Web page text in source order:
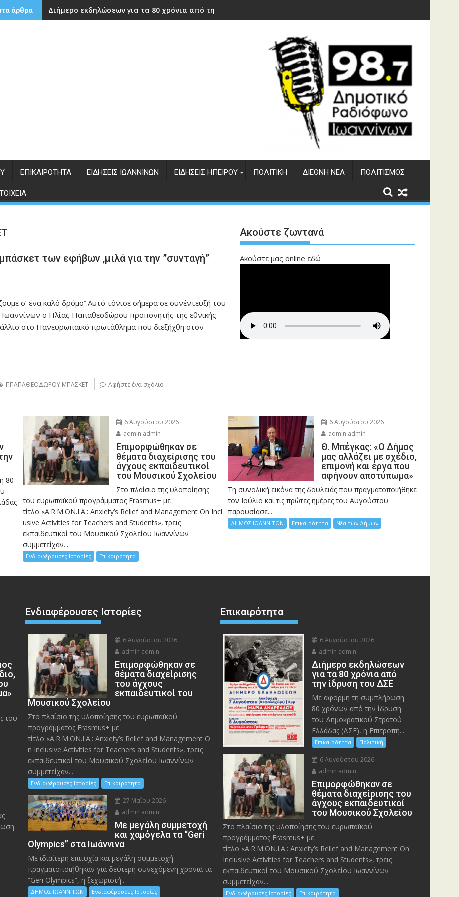
άρθρα Διήμερο εκδηλώσεων για τα 80 χρόνια από την ίδρυση του ΔΣΕ
ΕΠΙΚΑΙΡΌΤΗΤΑ ΕΙΔΉΣΕΙΣ ΙΩΑΝΝΊΝΩΝ ΕΙΔΉΣΕΙΣ ΗΠΕΊΡΟΥ ΠΟΛΙΤΙΚΉ ΔΙΕΘΝΉ ΝΈΑ ΠΟΛΙΤΙΣΜΌΣ
των εφήβων ,μιλά για την ”συνταγή”
σ’ ένα καλό δρόμο”.Αυτό τόνισε σήμερα σε συνέντευξή του
ο Ηλίας Παπαθεοδώρου προπονητής της εθνικής
στο Πανευρωπαϊκό πρωτάθλημα που διεξήχθη στον
ΠΠΑΠΑΘΕΟΔΩΡΟΥ ΜΠΑΣΚΕΤ Αφήστε ένα σχόλιο
Ακούστε ζωντανά
Ακούστε μας online εδώ
80
6 Αυγούστου 2026
admin admin
Eπιμορφώθηκαν σε
θέματα διαχείρισης του
άγχους εκπαιδευτικοί
του Μουσικού Σχολείου
Στο πλαίσιο της υλοποίησης
του ευρωπαϊκού προγράμματος Erasmus+ με
τίτλο «A.R.M.ON.I.A.: Anxiety’s Relief and Management On Incl
usive Activities for Teachers and Students», τρεις
εκπαιδευτικοί του Μουσικού Σχολείου Ιωαννίνων
συμμετείχαν...
Ενδιαφέρουσες Ιστορίες Επικαιρότητα
6 Αυγούστου 2026
admin admin
Θ. Μπέγκας: «Ο Δήμος
μας αλλάζει με σχέδιο,
επιμονή και έργα που
αφήνουν αποτύπωμα»
Τη συνολική εικόνα της δουλειάς που πραγματοποιήθηκε
τον Ιούλιο και τις πρώτες ημέρες του Αυγούστου
παρουσίασε...
ΔΗΜΟΣ ΙΩΑΝΝΙΤΩΝ Επικαιρότητα Νέα των Δήμων
του
Ενδιαφέρουσες Ιστορίες
6 Αυγούστου 2026
admin admin
Eπιμορφώθηκαν σε
θέματα διαχείρισης
του άγχους
εκπαιδευτικοί του
Μουσικού Σχολείου
Στο πλαίσιο της υλοποίησης του ευρωπαϊκού
προγράμματος Erasmus+ με
τίτλο «A.R.M.ON.I.A.: Anxiety’s Relief and Management O
n Inclusive Activities for Teachers and Students», τρεις
εκπαιδευτικοί του Μουσικού Σχολείου Ιωαννίνων
συμμετείχαν...
Ενδιαφέρουσες Ιστορίες Επικαιρότητα
27 Μαΐου 2026
admin admin
Με μεγάλη συμμετοχή
και χαμόγελα τα “Geri
Olympics” στα Ιωάννινα
Με ιδιαίτερη επιτυχία και μεγάλη συμμετοχή
πραγματοποιήθηκαν για δεύτερη συνεχόμενη χρονιά τα
“Geri Olympics”, η ξεχωριστή...
ΔΗΜΟΣ ΙΩΑΝΝΙΤΩΝ Ενδιαφέρουσες Ιστορίες
Επικαιρότητα
6 Αυγούστου 2026
admin admin
Διήμερο εκδηλώσεων
για τα 80 χρόνια από
την ίδρυση του ΔΣΕ
Με αφορμή τη συμπλήρωση
80 χρόνων από την ίδρυση
του Δημοκρατικού Στρατού
Ελλάδας (ΔΣΕ), η Επιτροπή...
Επικαιρότητα Πολιτική
6 Αυγούστου 2026
admin admin
Eπιμορφώθηκαν σε
θέματα διαχείρισης του
άγχους εκπαιδευτικοί
του Μουσικού Σχολείου
Στο πλαίσιο της υλοποίησης του ευρωπαϊκού
προγράμματος Erasmus+ με
τίτλο «A.R.M.ON.I.A.: Anxiety’s Relief and Management On
Inclusive Activities for Teachers and Students», τρεις
εκπαιδευτικοί του Μουσικού Σχολείου Ιωαννίνων
συμμετείχαν...
Ενδιαφέρουσες Ιστορίες Επικαιρότητα